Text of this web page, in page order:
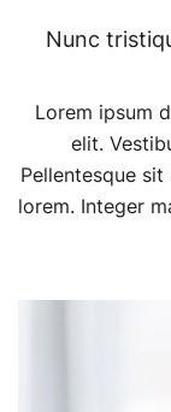
Nunc
Lorem ipsum
elit.
Pellentesque
lorem. Integer